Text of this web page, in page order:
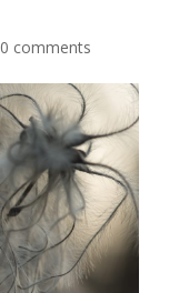
0 comments